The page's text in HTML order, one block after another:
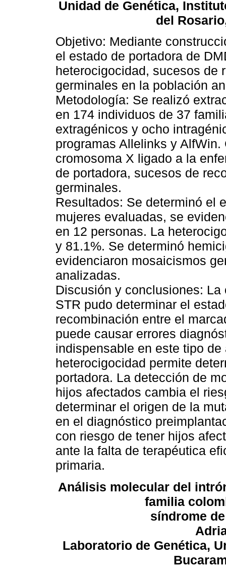
Unidad de Genética,
del
Objetivo: Mediante
el estado de portadora de
heterocigocidad, sucesos de
germinales en la población
Metodología: Se realizó
en 174 individuos de 37
extragénicos y ocho
programas Allelinks y
cromosoma X ligado a la
de portadora, sucesos de
germinales.
Resultados: Se determinó el
mujeres evaluadas, se
en 12 personas. La
y 81.1%. Se determinó
evidenciaron mosaicismos
analizadas.
Discusión y conclusiones:
STR pudo determinar el
recombinación entre el
puede causar errores
indispensable en este tipo
heterocigocidad permite
portadora. La detección de
hijos afectados cambia el
determinar el origen de la
en el diagnóstico
con riesgo de tener hijos
ante la falta de terapéutica
primaria.
Análisis molecular del
familia
síndrome
Laboratorio de Genética,